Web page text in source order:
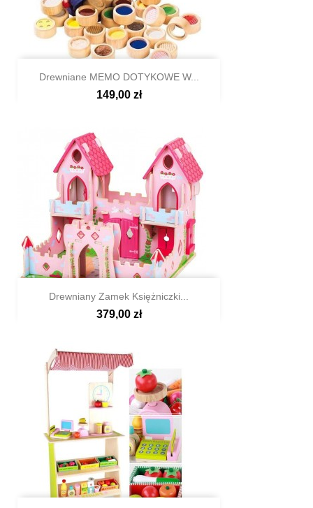
Szybki podgląd
Drewniane MEMO DOTYKOWE W...
149,00 zł
Szybki podgląd
Drewniany Zamek Księżniczki...
379,00 zł